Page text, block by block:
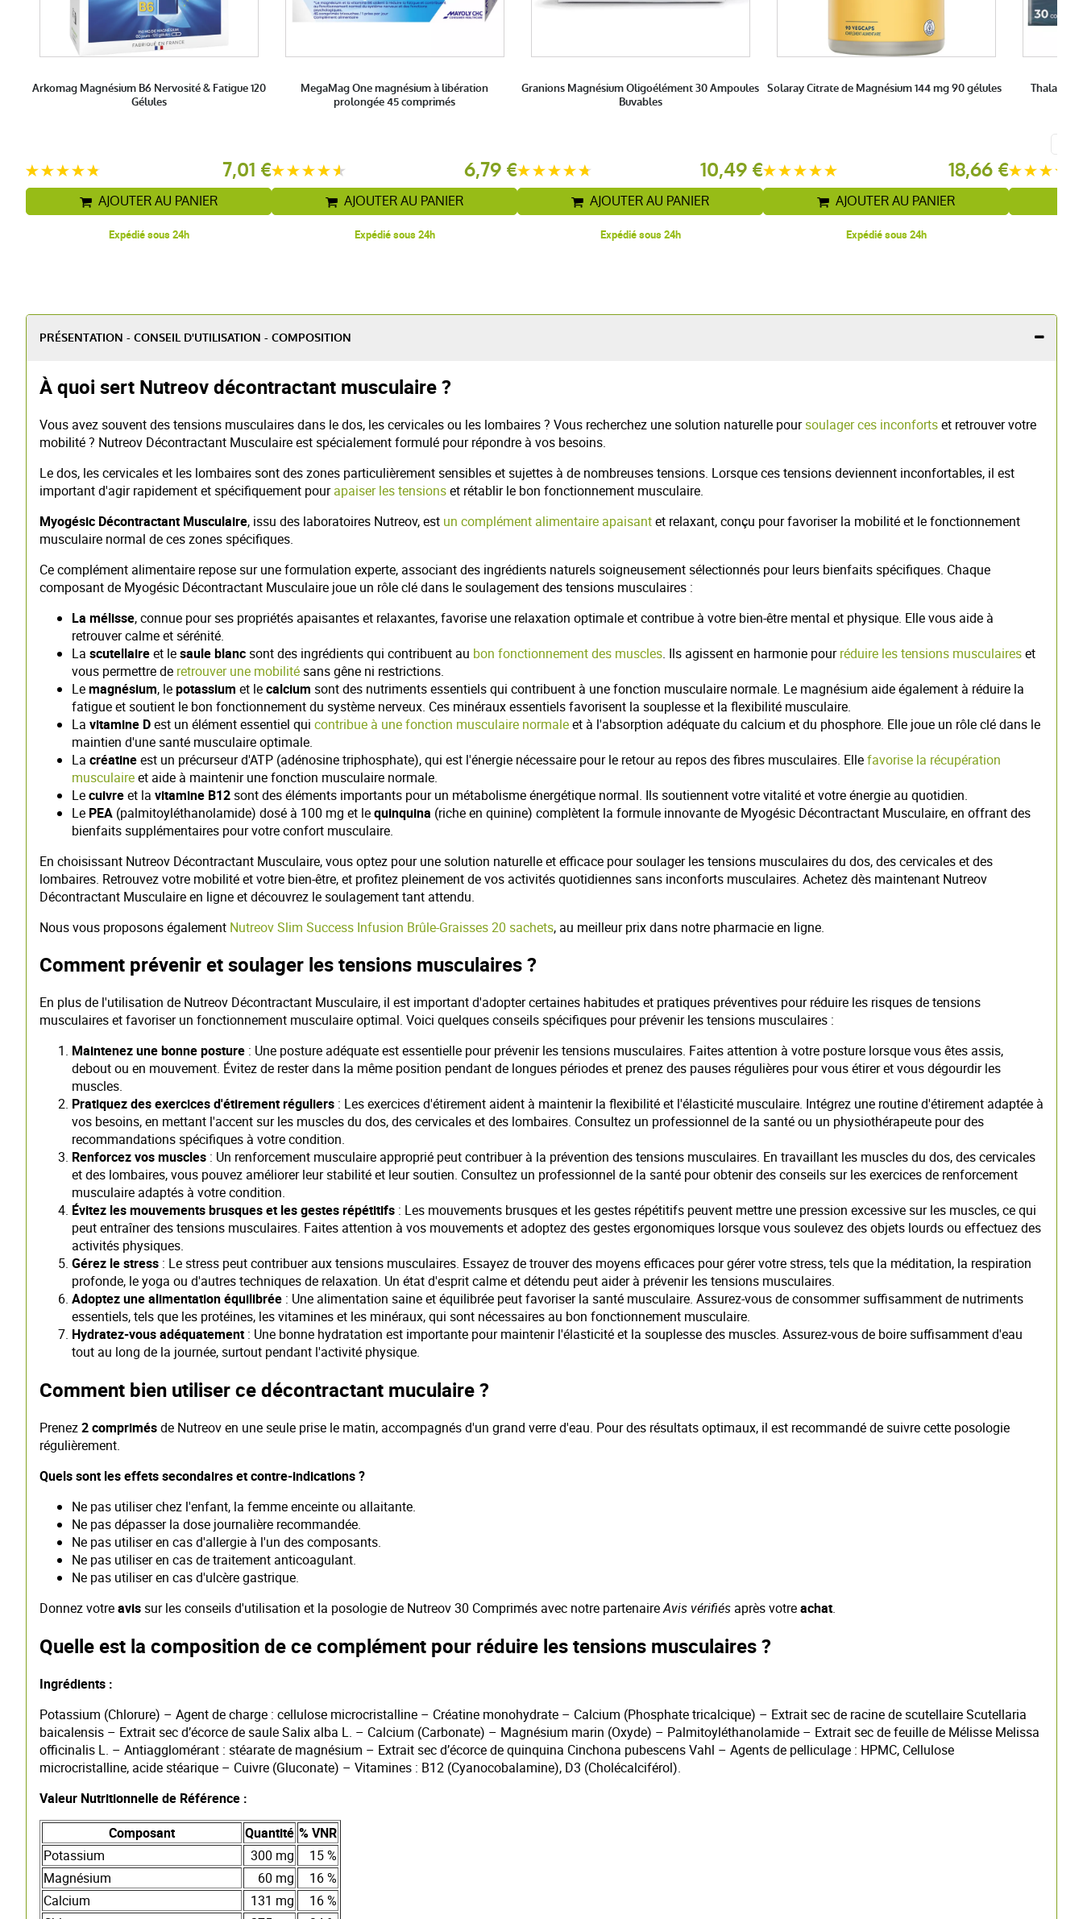
Arkomag Magnésium B6 Nervosité & Fatigue 120
Gélules
7,01 €
AJOUTER AU PANIER
Expédié sous 24h
MegaMag One magnésium à libération
prolongée 45 comprimés
6,79 €
AJOUTER AU PANIER
Expédié sous 24h
Granions Magnésium Oligoélément 30 Ampoules
Buvables
10,49 €
AJOUTER AU PANIER
Expédié sous 24h
Solaray Citrate de Magnésium 144 mg 90 gélules
18,66 €
AJOUTER AU PANIER
Expédié sous 24h
Thalamag
PRÉSENTATION - CONSEIL D'UTILISATION - COMPOSITION
À quoi sert Nutreov décontractant musculaire ?
Vous avez souvent des tensions musculaires dans le dos, les cervicales ou les lombaires ? Vous recherchez une solution naturelle poursoulager ces inconfortset retrouver votre
mobilité ? Nutreov Décontractant Musculaire est spécialement formulé pour répondre à vos besoins.
Le dos, les cervicales et les lombaires sont des zones particulièrement sensibles et sujettes à de nombreuses tensions. Lorsque ces tensions deviennent inconfortables, il est
important d'agir rapidement et spécifiquement pourapaiser lestensionset rétablir le bon fonctionnement musculaire.
Myogésic Décontractant Musculaire, issu des laboratoires Nutreov, est un complément alimentaire apaisantet relaxant, conçu pour favoriser la mobilité et le fonctionnement
musculaire normal de ces zones spécifiques.
Ce complément alimentaire repose sur une formulation experte, associant des ingrédients naturels soigneusement sélectionnés pour leurs bienfaits spécifiques. Chaque
composant de Myogésic Décontractant Musculaire joue un rôle clé dans le soulagement des tensions musculaires :
La mélisse, connue pour ses propriétés apaisantes et relaxantes, favorise une relaxation optimale et contribue à votre bien-être mental et physique. Elle vous aide à
retrouver calme et sérénité.
La scutellaireet lesaule blancsont des ingrédients qui contribuent au bon fonctionnement des muscles. Ils agissent en harmonie pourréduire les tensions musculaireset
vous permettre de retrouver une mobilitésans gêne ni restrictions.
Lemagnésium, lepotassium et lecalcium sont des nutriments essentiels qui contribuent à une fonction musculaire normale. Le magnésium aide également à réduire la
fatigue et soutient le bon fonctionnement du système nerveux. Ces minéraux essentiels favorisent la souplesse et la flexibilité musculaire.
La vitamine Dest un élément essentiel qui contribue à une fonction musculaire normaleet à l'absorption adéquate du calcium et du phosphore. Elle joue un rôle clé dans le
maintien d'une santé musculaire optimale.
La créatineest un précurseur d'ATP (adénosine triphosphate), qui est l'énergie nécessaire pour le retour au repos des fibres musculaires. Ellefavorise la récupération
musculaireet aide à maintenir une fonction musculaire normale.
Lecuivreet la vitamine B12sont des éléments importants pour un métabolisme énergétique normal. Ils soutiennent votre vitalité et votre énergie au quotidien.
Le PEA (palmitoyléthanolamide) dosé à 100 mg et lequinquina (riche en quinine) complètent la formule innovante de Myogésic Décontractant Musculaire, en offrant des
bienfaits supplémentaires pour votre confort musculaire.
En choisissant Nutreov Décontractant Musculaire, vous optez pour une solution naturelle et efficace pour soulager les tensions musculaires du dos, des cervicales et des
lombaires. Retrouvez votre mobilité et votre bien-être, et profitez pleinement de vos activités quotidiennes sans inconforts musculaires. Achetez dès maintenant Nutreov
Décontractant Musculaire en ligne et découvrez le soulagement tant attendu.
Nous vous proposons également Nutreov Slim Success Infusion Brûle-Graisses 20 sachets, au meilleur prix dans notre pharmacie en ligne.
Comment prévenir et soulager les tensions musculaires ?
En plus de l'utilisation de Nutreov Décontractant Musculaire, il est important d'adopter certaines habitudes et pratiques préventives pour réduire les risques de tensions
musculaires et favoriser un fonctionnement musculaire optimal. Voici quelques conseils spécifiques pour prévenir les tensions musculaires :
Maintenez une bonne posture : Une posture adéquate est essentielle pour prévenir les tensions musculaires. Faites attention à votre posture lorsque vous êtes assis,
debout ou en mouvement. Évitez de rester dans la même position pendant de longues périodes et prenez des pauses régulières pour vous étirer et vous dégourdir les
muscles.
Pratiquez des exercices d'étirement réguliers : Les exercices d'étirement aident à maintenir la flexibilité et l'élasticité musculaire. Intégrez une routine d'étirement adaptée à
vos besoins, en mettant l'accent sur les muscles du dos, des cervicales et des lombaires. Consultez un professionnel de la santé ou un physiothérapeute pour des
recommandations spécifiques à votre condition.
Renforcez vos muscles : Un renforcement musculaire approprié peut contribuer à la prévention des tensions musculaires. En travaillant les muscles du dos, des cervicales
et des lombaires, vous pouvez améliorer leur stabilité et leur soutien. Consultez un professionnel de la santé pour obtenir des conseils sur les exercices de renforcement
musculaire adaptés à votre condition.
Évitez les mouvements brusques et les gestes répétitifs : Les mouvements brusques et les gestes répétitifs peuvent mettre une pression excessive sur les muscles, ce qui
peut entraîner des tensions musculaires. Faites attention à vos mouvements et adoptez des gestes ergonomiques lorsque vous soulevez des objets lourds ou effectuez des
activités physiques.
Gérez le stress : Le stress peut contribuer aux tensions musculaires. Essayez de trouver des moyens efficaces pour gérer votre stress, tels que la méditation, la respiration
profonde, le yoga ou d'autres techniques de relaxation. Un état d'esprit calme et détendu peut aider à prévenir les tensions musculaires.
Adoptez une alimentation équilibrée : Une alimentation saine et équilibrée peut favoriser la santé musculaire. Assurez-vous de consommer suffisamment de nutriments
essentiels, tels que les protéines, les vitamines et les minéraux, qui sont nécessaires au bon fonctionnement musculaire.
Hydratez-vous adéquatement: Une bonne hydratation est importante pour maintenir l'élasticité et la souplesse des muscles. Assurez-vous de boire suffisamment d'eau
tout au long de la journée, surtout pendant l'activité physique.
Comment bien utiliser ce décontractant muculaire ?
Prenez2 comprimésde Nutreov en une seule prise le matin, accompagnés d'un grand verre d'eau. Pour des résultats optimaux, il est recommandé de suivre cette posologie
régulièrement.
Quels sont les effets secondaires et contre-indications ?
Ne pas utiliser chez l'enfant, la femme enceinte ou allaitante.
Ne pas dépasser la dose journalière recommandée.
Ne pas utiliser en cas d'allergie à l'un des composants.
Ne pas utiliser en cas de traitement anticoagulant.
Ne pas utiliser en cas d'ulcère gastrique.
Donnez votreavissur les conseils d'utilisation et la posologie de Nutreov 30 Comprimés avec notre partenaireAvis vérifiés après votreachat.
Quelle est la composition de ce complément pour réduire les tensions musculaires ?
Ingrédients :
Potassium (Chlorure) – Agent de charge : cellulose microcristalline – Créatine monohydrate – Calcium (Phosphate tricalcique) – Extrait sec de racine de scutellaire Scutellaria
baicalensis – Extrait sec d’écorce de saule Salix alba L. – Calcium (Carbonate) – Magnésium marin (Oxyde) – Palmitoyléthanolamide – Extrait sec de feuille de Mélisse Melissa
officinalis L. – Antiagglomérant : stéarate de magnésium – Extrait sec d’écorce de quinquina Cinchona pubescens Vahl – Agents de pelliculage : HPMC, Cellulose
microcristalline, acide stéarique – Cuivre (Gluconate) – Vitamines : B12 (Cyanocobalamine), D3 (Cholécalciférol).
Valeur Nutritionnelle de Référence :
Composant
Quantité % VNR
Potassium
300 mg
15 %
Magnésium
60 mg
16 %
Calcium
131 mg
16 %